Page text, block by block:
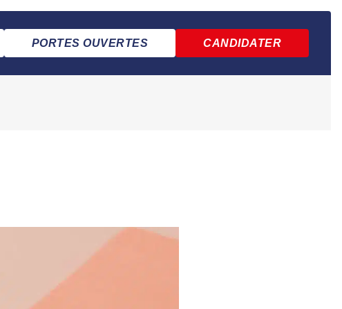
PORTES OUVERTES CANDIDATER